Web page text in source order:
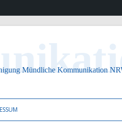
Zum Inhalt springen